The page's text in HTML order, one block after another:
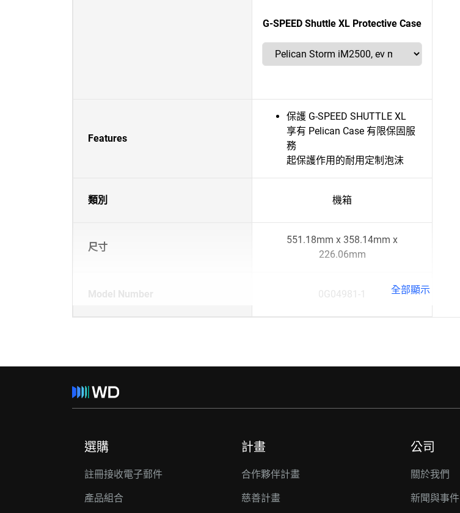
G-SPEED Shuttle XL Protective Case
Features
保護 G-SPEED SHUTTLE XL
享有 Pelican Case 有限保固服
務
起保護作用的耐用定制泡沫
類別 機箱
尺寸
551.18mm x 358.14mm x
226.06mm
Model Number 0G04981-1 全部顯示
選購
註冊接收電子郵件
產品組合
計畫
合作夥伴計畫
慈善計畫
公司
關於我們
新聞與事件